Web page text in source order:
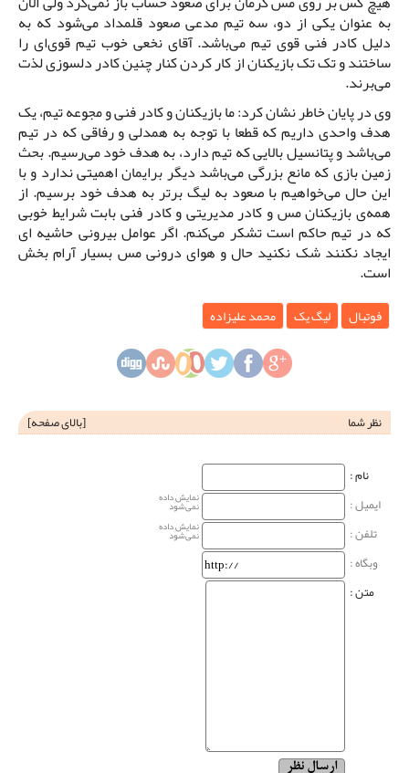
به عنوان یکی از دو، سه تیم مدعی صعود قلمداد می‌شود که به
دلیل کادر فنی قوی تیم می‌باشد. آقای نخعی خوب تیم قوی‌ای را
ساختند و تک تک بازیکنان از کار کردن کنار چنین کادر دلسوزی لذت
می‌برند.
وی در پایان خاطر نشان کرد: ما بازیکنان و کادر فنی و مجوعه تیم، یک
هدف واحدی داریم که قطعا با توجه به همدلی و رفاقی که در تیم
می‌باشد و پتانسیل بالایی که تیم دارد، به هدف خود می‌رسیم. بحث
زمین بازی که مانع بزرگی می‌باشد دیگر برایمان اهمیتی ندارد و با
این حال می‌خواهیم با صعود به لیگ برتر به هدف خود برسیم. از
همه‌ی بازیکنان مس و کادر مدیریتی و کادر فنی بابت شرایط خوبی
که در تیم حاکم است تشکر می‌کنم. اگر عوامل بیرونی حاشیه ای
ایجاد نکنند شک نکنید حال و هوای درونی مس بسیار آرام بخش
است.
فوتبال لیگ یک محمد علیزاده
نظر شما [بالای صفحه]
نام‌ :
ایمیل :
نمایش داده
نمی‌شود
تلفن : نمایش داده
نمی‌شود
وبگاه‌ :
متن :